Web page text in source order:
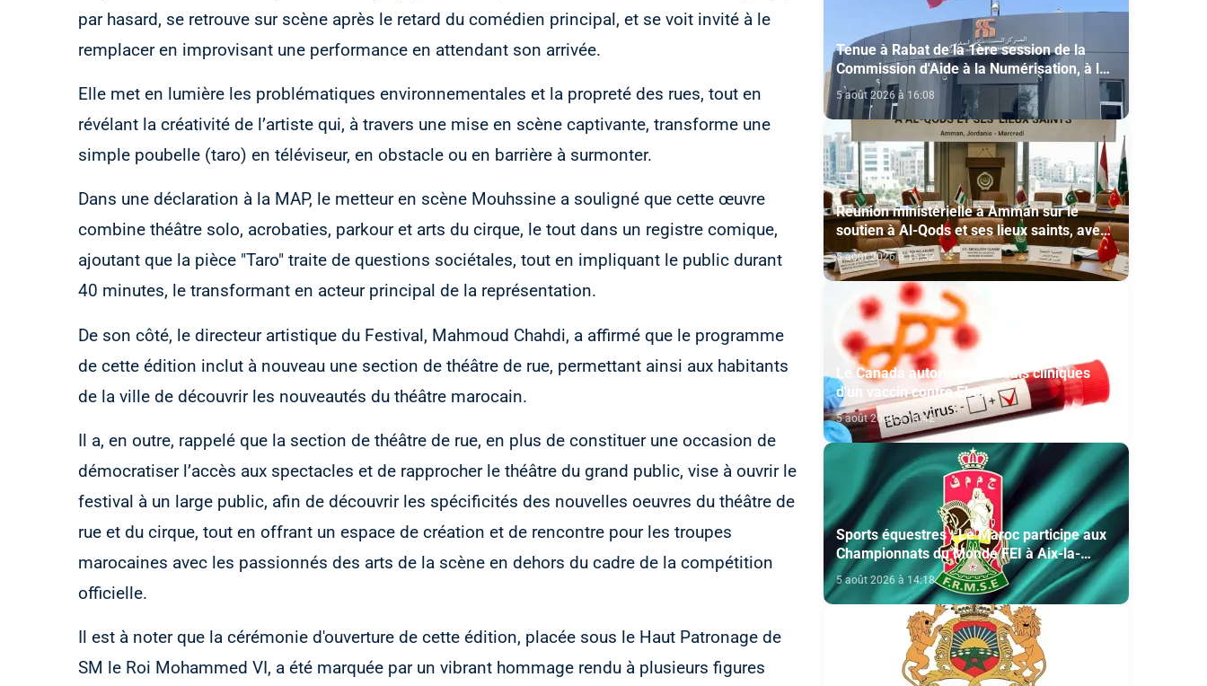
par hasard, se retrouve sur scène après le retard du comédien principal, et se voit invité à le
remplacer en improvisant une performance en attendant son arrivée.
Elle met en lumière les problématiques environnementales et la propreté des rues, tout en
révélant la créativité de l’artiste qui, à travers une mise en scène captivante, transforme une
simple poubelle (taro) en téléviseur, en obstacle ou en barrière à surmonter.
Dans une déclaration à la MAP, le metteur en scène Mouhssine a souligné que cette œuvre
combine théâtre solo, acrobaties, parkour et arts du cirque, le tout dans un registre comique,
ajoutant que la pièce "Taro" traite de questions sociétales, tout en impliquant le public durant
40 minutes, le transformant en acteur principal de la représentation.
De son côté, le directeur artistique du Festival, Mahmoud Chahdi, a affirmé que le programme
de cette édition inclut à nouveau une section de théâtre de rue, permettant ainsi aux habitants
de la ville de découvrir les nouveautés du théâtre marocain.
Il a, en outre, rappelé que la section de théâtre de rue, en plus de constituer une occasion de
démocratiser l’accès aux spectacles et de rapprocher le théâtre du grand public, vise à ouvrir le
festival à un large public, afin de découvrir les spécificités des nouvelles oeuvres du théâtre de
rue et du cirque, tout en offrant un espace de création et de rencontre pour les troupes
marocaines avec les passionnés des arts de la scène en dehors du cadre de la compétition
officielle.
Il est à noter que la cérémonie d'ouverture de cette édition, placée sous le Haut Patronage de
SM le Roi Mohammed VI, a été marquée par un vibrant hommage rendu à plusieurs figures
Tenue à Rabat de la 1ère session de la
Commission d'Aide à la Numérisation, à la
Modernisation et à la Création des Salles
de Cinéma au titre de l'année 2026
5 août 2026 à 16:08
Réunion ministérielle à Amman sur le
soutien à Al-Qods et ses lieux saints, avec
la participation du Maroc
5 août 2026 à 15:32
Le Canada autorise les essais cliniques
d'un vaccin contre Ebola
5 août 2026 à 14:42
Sports équestres : Le Maroc participe aux
Championnats du Monde FEI à Aix-la-
Chapelle
5 août 2026 à 14:18